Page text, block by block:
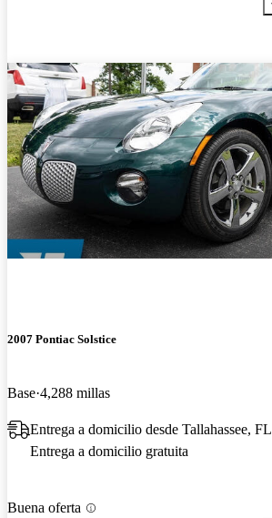
2007 Pontiac Solstice
Base 4,288 millas
Entrega a domicilio desde Tallahassee, FL
Entrega a domicilio gratuita
Buena oferta